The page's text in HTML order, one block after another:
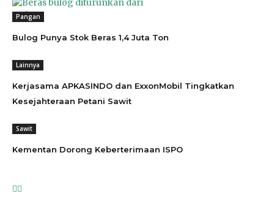
Pangan
Bulog Punya Stok Beras 1,4 Juta Ton
Lainnya
Kerjasama APKASINDO dan ExxonMobil Tingkatkan
Kesejahteraan Petani Sawit
Sawit
Kementan Dorong Keberterimaan ISPO